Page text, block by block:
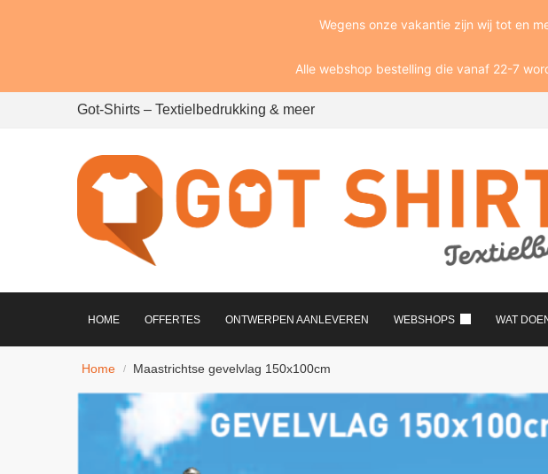
Got-Shirts – Textielbedrukking & meer
HOME OFFERTES ONTWERPEN AANLEVEREN WEBSHOPS WAT
Home / Maastrichtse gevelvlag 150x100cm
Wegens onze vakantie zijn wij tot en
Alle webshop bestelling die vanaf 22-7